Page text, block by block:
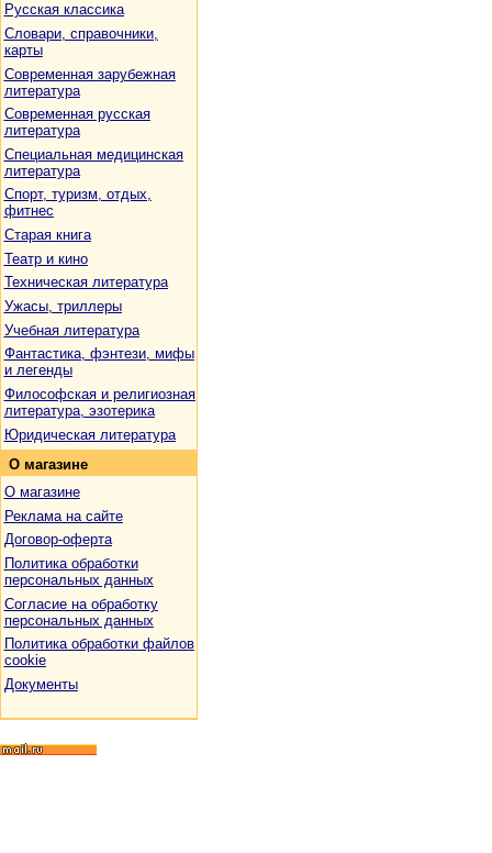
Русская классика
Словари, справочники,
карты
Современная зарубежная
литература
Современная русская
литература
Специальная медицинская
литература
Спорт, туризм, отдых,
фитнес
Старая книга
Театр и кино
Техническая литература
Ужасы, триллеры
Учебная литература
Фантастика, фэнтези, мифы
и легенды
Философская и религиозная
литература, эзотерика
Юридическая литература
О магазине
О магазине
Реклама на сайте
Договор-оферта
Политика обработки
персональных данных
Согласие на обработку
персональных данных
Политика обработки файлов
cookie
Документы